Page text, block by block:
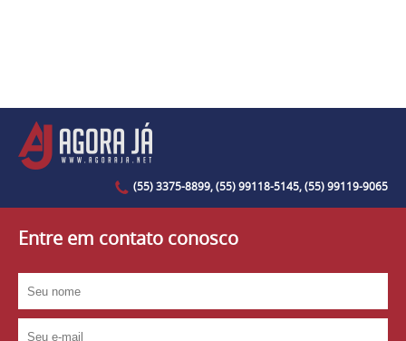
(55) 3375-8899, (55) 99118-5145, (55) 99119-9065
Entre em contato conosco